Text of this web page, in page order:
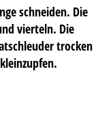
schneiden. Die
vierteln. Die
trocken